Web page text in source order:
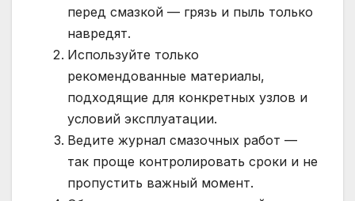
перед смазкой — грязь и пыль только
навредят.
Используйте только
рекомендованные материалы,
подходящие для конкретных узлов и
условий эксплуатации.
Ведите журнал смазочных работ —
так проще контролировать сроки и не
пропустить важный момент.